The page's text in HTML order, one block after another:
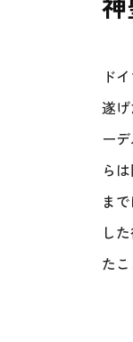
ド
遂
ー
ら
ま
し
た